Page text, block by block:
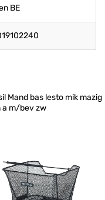
BE
Mand bas lesto mik mazig
a m/bev zw